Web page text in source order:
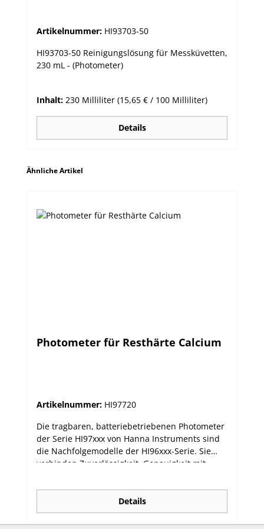
Artikelnummer: HI93703-50
HI93703-50 Reinigungslösung für Messküvetten,
230 mL - (Photometer)
Inhalt: 230 Milliliter (15,65 € / 100 Milliliter)
Details
Produktgalerie überspringen
Ähnliche Artikel
Photometer für Resthärte Calcium
Artikelnummer: HI97720
Die tragbaren, batteriebetriebenen Photometer
der Serie HI97xxx von Hanna Instruments sind
die Nachfolgemodelle der HI96xxx-Serie. Sie
verbinden Zuverlässigkeit, Genauigkeit mit
Photometer sind für viele unterschiedliche
Einzelparameter oder für eine Auswahl
verwandter Parameter verfügbar. Die neue
Serie hat ein fortschrittliches optisches System,
Details